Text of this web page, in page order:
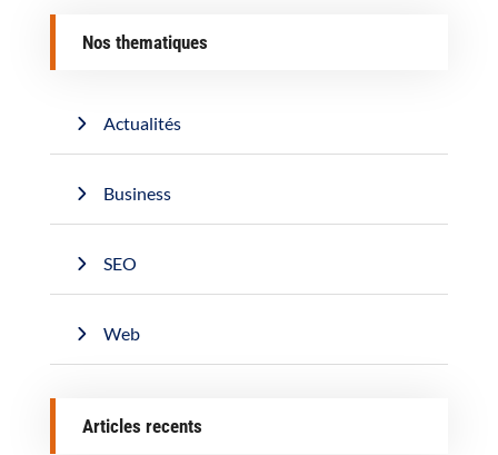
Nos thematiques
Actualités
Business
SEO
Web
Articles recents